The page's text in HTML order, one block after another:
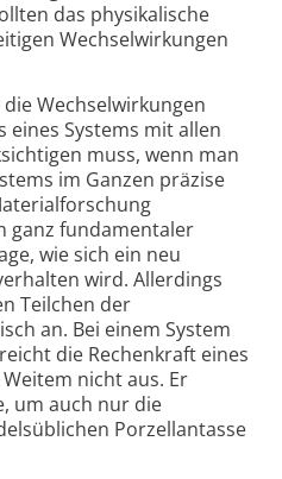
das physikalische
Wechselwirkungen
Wechselwirkungen
eines Systems mit allen
muss, wenn man
im Ganzen präzise
ganz fundamentaler
wie sich ein neu
wird. Allerdings
Teilchen der
an. Bei einem System
die Rechenkraft eines
nicht aus. Er
um auch nur die
Porzellantasse